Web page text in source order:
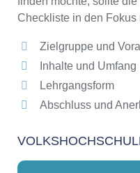
Checkliste in den Fokus
Zielgruppe und
Inhalte und Umfang
Lehrgangsform
Abschluss und